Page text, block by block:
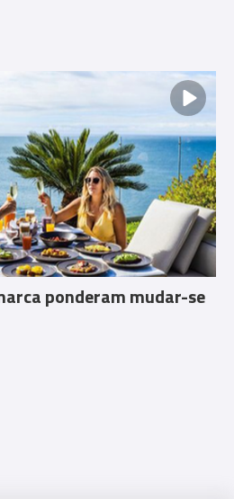
ponderam mudar-se